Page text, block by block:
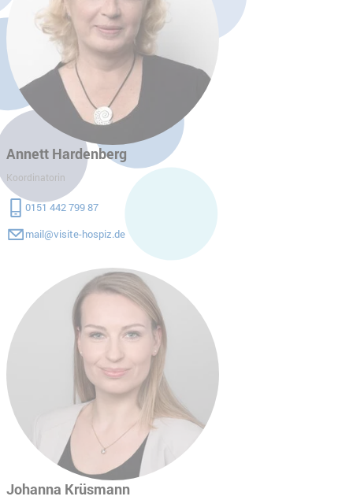
Annett Hardenberg
Koordinatorin
0151 442 799 87
mail@visite-hospiz.de
Johanna Krüsmann